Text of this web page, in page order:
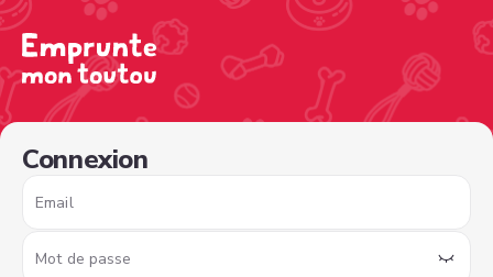
Connexion
Email
Mot de passe
/sign-in?nextPage=%2Fview-profile%2F6335d4ed-3612-